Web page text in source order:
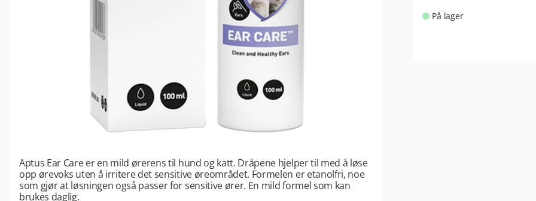
Aptus Ear Care er en mild ørerens til hund og katt. Dråpene hjelper til med å løse
opp ørevoks uten å irritere det sensitive øreområdet. Formelen er etanolfri, noe
som gjør at løsningen også passer for sensitive ører. En mild formel som kan
brukes daglig.
På lager